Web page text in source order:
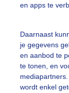
en apps te
Daarnaast
je gegevens
en aanbod te
te tonen, en
wordt enkel
slideshow